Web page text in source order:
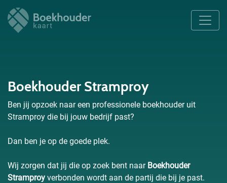
Boekhouder Stramproy
Ben jij opzoek naar een professionele boekhouder uit
Stramproy die bij jouw bedrijf past?
Dan ben je op de goede plek.
Wij zorgen dat jij die op zoek bent naar Boekhouder
Stramproy verbonden wordt aan de partij die bij je past.